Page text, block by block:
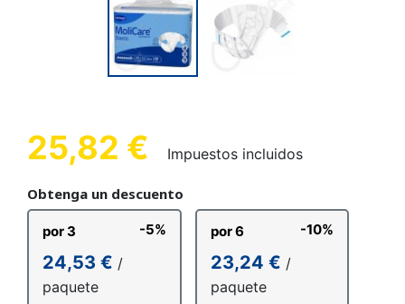
25,82 € Impuestos incluidos
Obtenga un descuento
por 3 -5%
24,53 € /
paquete
por 6 -10%
23,24 € /
paquete